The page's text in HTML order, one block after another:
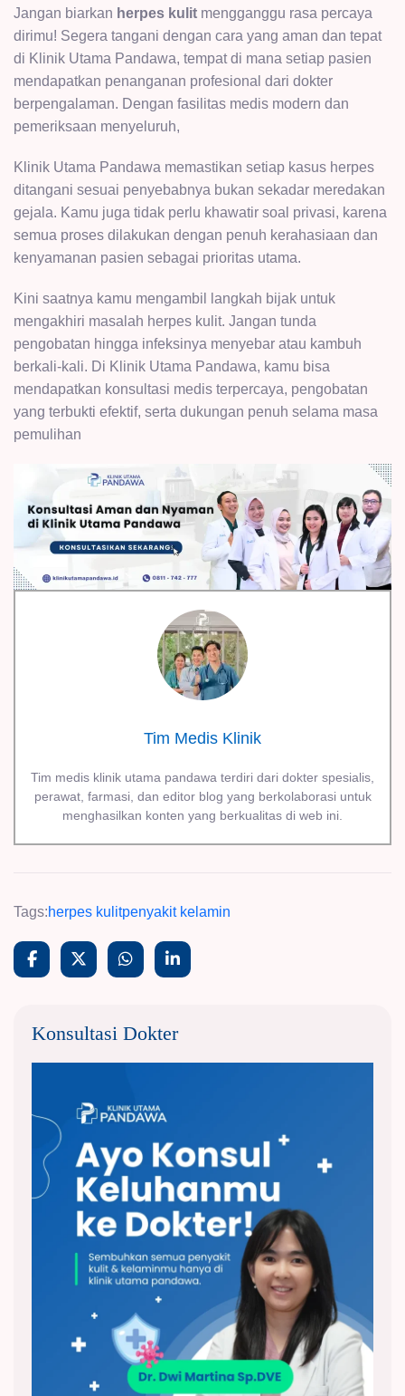
Jangan biarkan herpes kulit mengganggu rasa percaya
dirimu! Segera tangani dengan cara yang aman dan tepat
di Klinik Utama Pandawa, tempat di mana setiap pasien
mendapatkan penanganan profesional dari dokter
berpengalaman. Dengan fasilitas medis modern dan
pemeriksaan menyeluruh,
Klinik Utama Pandawa memastikan setiap kasus herpes
ditangani sesuai penyebabnya bukan sekadar meredakan
gejala. Kamu juga tidak perlu khawatir soal privasi, karena
semua proses dilakukan dengan penuh kerahasiaan dan
kenyamanan pasien sebagai prioritas utama.
Kini saatnya kamu mengambil langkah bijak untuk
mengakhiri masalah herpes kulit. Jangan tunda
pengobatan hingga infeksinya menyebar atau kambuh
berkali-kali. Di Klinik Utama Pandawa, kamu bisa
mendapatkan konsultasi medis terpercaya, pengobatan
yang terbukti efektif, serta dukungan penuh selama masa
pemulihan
Tim Medis Klinik
Tim medis klinik utama pandawa terdiri dari dokter spesialis,
perawat, farmasi, dan editor blog yang berkolaborasi untuk
menghasilkan konten yang berkualitas di web ini.
Tags:herpes kulitpenyakit kelamin
Konsultasi Dokter